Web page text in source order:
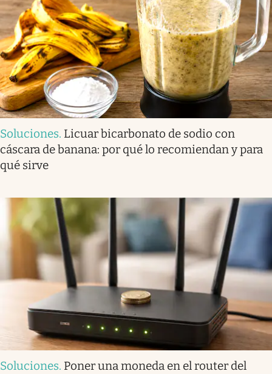
Soluciones. Licuar bicarbonato de sodio con
cáscara de banana: por qué lo recomiendan y para
qué sirve
Soluciones. Poner una moneda en el router del